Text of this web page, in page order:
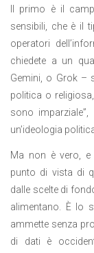
Il primo è il
sensibili, che è il
operatori
chiedete a un
Gemini, o Grok –
politica o
sono
un’ideologia
Ma non è vero, e
punto di vista di
dalle scelte di
alimentano. È lo
ammette senza
di dati è